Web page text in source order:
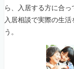
ら、入居する方に合
入居相談で実際の生
う。